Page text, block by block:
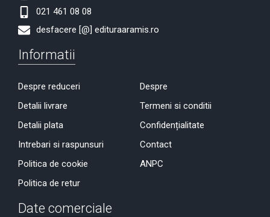
021 461 08 08
desfacere [@] edituraaramis.ro
Informatii
Despre reduceri
Detalii livrare
Detalii plata
Intrebari si raspunsuri
Politica de cookie
Politica de retur
Despre
Termeni si conditii
Confidențialitate
Contact
ANPC
Date comerciale